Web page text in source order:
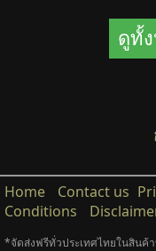
ดูทั้
Home Contact us
Conditions
*จัดส่งฟรีทั่วประเทศไทยในสินค้